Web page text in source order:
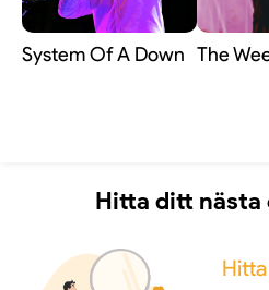
System Of A Down The
Hitta ditt nästa